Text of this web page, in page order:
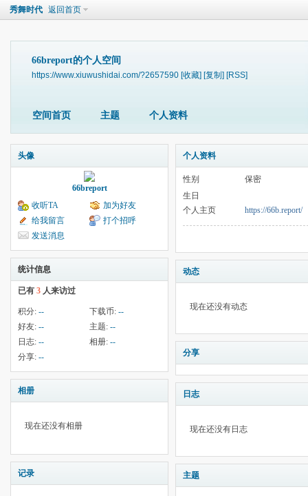
秀舞时代 返回首页
66breport的个人空间
https://www.xiuwushidai.com/?2657590 [收藏] [复制] [RSS]
空间首页 主题 个人资料
头像
66breport
收听TA
加为好友
给我留言
打个招呼
发送消息
统计信息
已有 3 人来访过
积分: -- 下载币: --
好友: -- 主题: --
日志: -- 相册: --
分享: --
相册
现在还没有相册
记录
个人资料
性别
保密
生日
个人主页
https://66b.report/
动态
现在还没有动态
分享
日志
现在还没有日志
主题